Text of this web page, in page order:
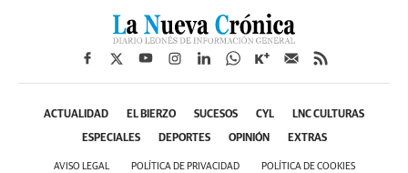
ACTUALIDAD EL BIERZO SUCESOS CYL LNC CULTURAS
ESPECIALES DEPORTES OPINIÓN EXTRAS
AVISO LEGAL POLÍTICA DE PRIVACIDAD POLÍTICA DE COOKIES